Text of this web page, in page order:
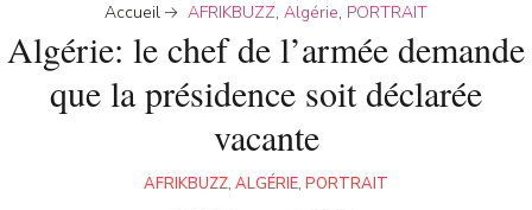
Accueil AFRIKBUZZ, Algérie, PORTRAIT
Algérie: le chef de l’armée demande
que la présidence soit déclarée
vacante
AFRIKBUZZ, ALGÉRIE, PORTRAIT